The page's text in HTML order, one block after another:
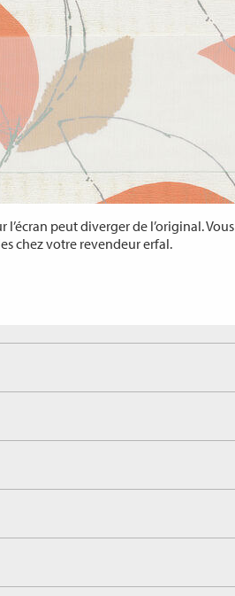
peut diverger de l’original. Vous
chez votre revendeur erfal.